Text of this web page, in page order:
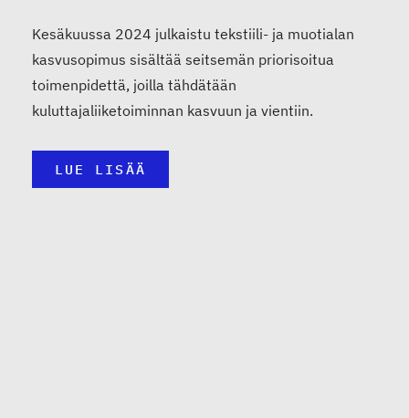
Kesäkuussa 2024 julkaistu tekstiili- ja muotialan
kasvusopimus sisältää seitsemän priorisoitua
toimenpidettä, joilla tähdätään
kuluttajaliiketoiminnan kasvuun ja vientiin.
LUE LISÄÄ